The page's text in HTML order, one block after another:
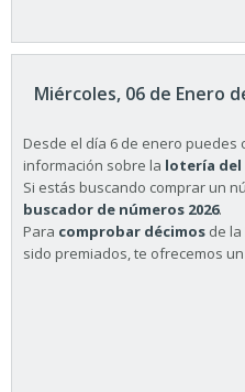
Miércoles, 06 de Enero
Desde el día 6 de enero puedes
información sobre la lotería del
Si estás buscando comprar un
buscador de números 2026.
Para comprobar décimos de
sido premiados, te ofrecemos